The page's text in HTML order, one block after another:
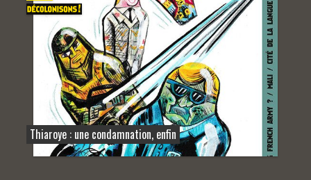
Thiaroye : une condamnation, enfin